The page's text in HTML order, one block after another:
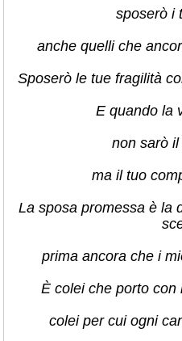
sposerò i
anche quelli che
Sposerò le tue fragilità
E quando la
non sarò
ma il tuo
La sposa promessa è la
prima ancora che i
È colei che porto con
colei per cui ogni